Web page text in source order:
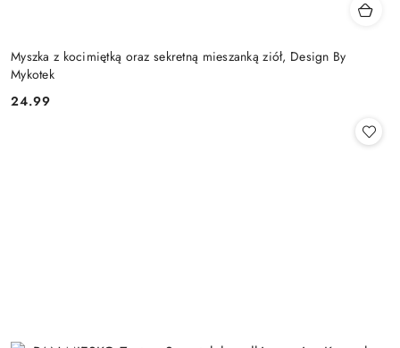
Myszka z kocimiętką oraz sekretną mieszanką ziół, Design By
Mykotek
Cena:
24.99